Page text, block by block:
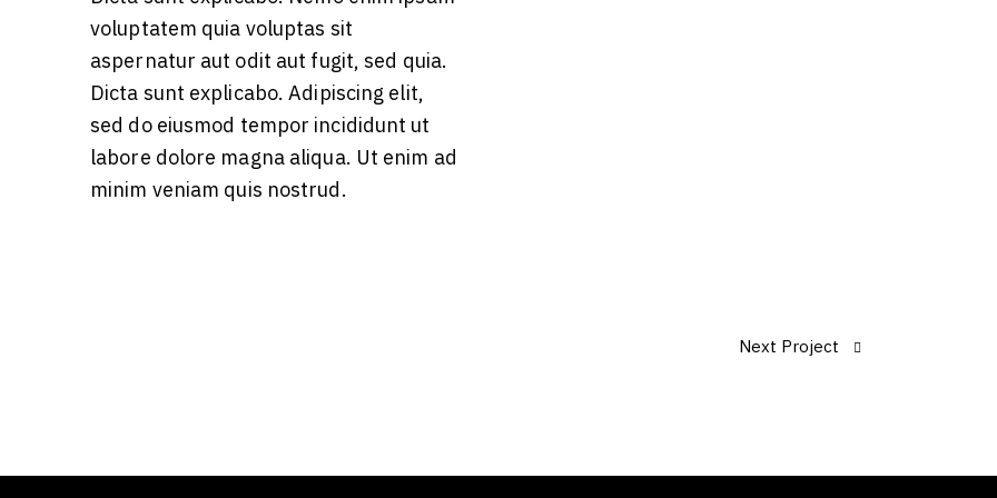
voluptatem quia voluptas sit
aspernatur aut odit aut fugit, sed quia.
Dicta sunt explicabo. Adipiscing elit,
sed do eiusmod tempor incididunt ut
labore dolore magna aliqua. Ut enim ad
minim veniam quis nostrud.
Next Project